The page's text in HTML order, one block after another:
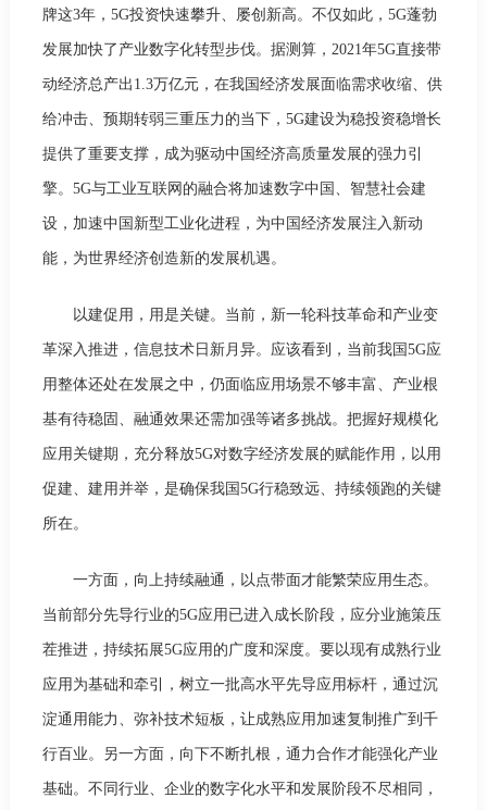
牌这3年，5G投资快速攀升、屡创新高。不仅如此，5G蓬勃
发展加快了产业数字化转型步伐。据测算，2021年5G直接带
动经济总产出1.3万亿元，在我国经济发展面临需求收缩、供
给冲击、预期转弱三重压力的当下，5G建设为稳投资稳增长
提供了重要支撑，成为驱动中国经济高质量发展的强力引
擎。5G与工业互联网的融合将加速数字中国、智慧社会建
设，加速中国新型工业化进程，为中国经济发展注入新动
能，为世界经济创造新的发展机遇。
以建促用，用是关键。当前，新一轮科技革命和产业变
革深入推进，信息技术日新月异。应该看到，当前我国5G应
用整体还处在发展之中，仍面临应用场景不够丰富、产业根
基有待稳固、融通效果还需加强等诸多挑战。把握好规模化
应用关键期，充分释放5G对数字经济发展的赋能作用，以用
促建、建用并举，是确保我国5G行稳致远、持续领跑的关键
所在。
一方面，向上持续融通，以点带面才能繁荣应用生态。
当前部分先导行业的5G应用已进入成长阶段，应分业施策压
茬推进，持续拓展5G应用的广度和深度。要以现有成熟行业
应用为基础和牵引，树立一批高水平先导应用标杆，通过沉
淀通用能力、弥补技术短板，让成熟应用加速复制推广到千
行百业。另一方面，向下不断扎根，通力合作才能强化产业
基础。不同行业、企业的数字化水平和发展阶段不尽相同，